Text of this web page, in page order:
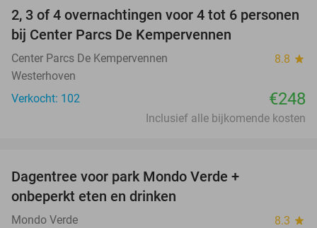
2, 3 of 4 overnachtingen voor 4 tot 6 personen
bij Center Parcs De Kempervennen
Center Parcs De Kempervennen 8.8 star
Westerhoven
Verkocht: 102
€248
Inclusief alle bijkomende kosten
Dagentree voor park Mondo Verde +
onbeperkt eten en drinken
Mondo Verde 8.3 star